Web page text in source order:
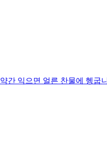
익으면 얼른 찬물에 헹